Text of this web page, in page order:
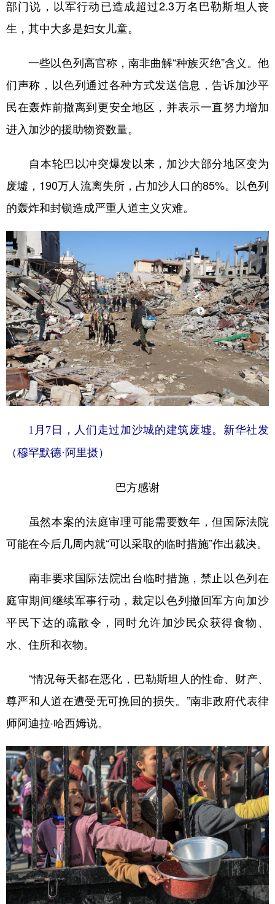
部门说，以军行动已造成超过2.3万名巴勒斯坦人丧
生，其中大多是妇女儿童。
一些以色列高官称，南非曲解“种族灭绝”含义。他
们声称，以色列通过各种方式发送信息，告诉加沙平
民在轰炸前撤离到更安全地区，并表示一直努力增加
进入加沙的援助物资数量。
自本轮巴以冲突爆发以来，加沙大部分地区变为
废墟，190万人流离失所，占加沙人口的85%。以色列
的轰炸和封锁造成严重人道主义灾难。
1月7日，人们走过加沙城的建筑废墟。新华社发
（穆罕默德·阿里摄）
巴方感谢
虽然本案的法庭审理可能需要数年，但国际法院
可能在今后几周内就“可以采取的临时措施”作出裁决。
南非要求国际法院出台临时措施，禁止以色列在
庭审期间继续军事行动，裁定以色列撤回军方向加沙
平民下达的疏散令，同时允许加沙民众获得食物、
水、住所和衣物。
“情况每天都在恶化，巴勒斯坦人的性命、财产、
尊严和人道在遭受无可挽回的损失。”南非政府代表律
师阿迪拉·哈西姆说。